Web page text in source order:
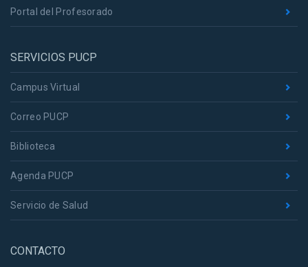
Portal del Profesorado
SERVICIOS PUCP
Campus Virtual
Correo PUCP
Biblioteca
Agenda PUCP
Servicio de Salud
CONTACTO